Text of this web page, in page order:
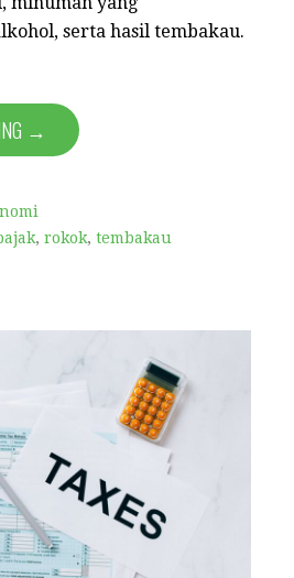
serta hasil tembakau.
→
, rokok, tembakau